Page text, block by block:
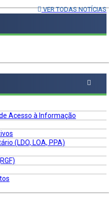
VER TODAS NOTÍCIAS
Acesso à Informação
(LDO, LOA, PPA)